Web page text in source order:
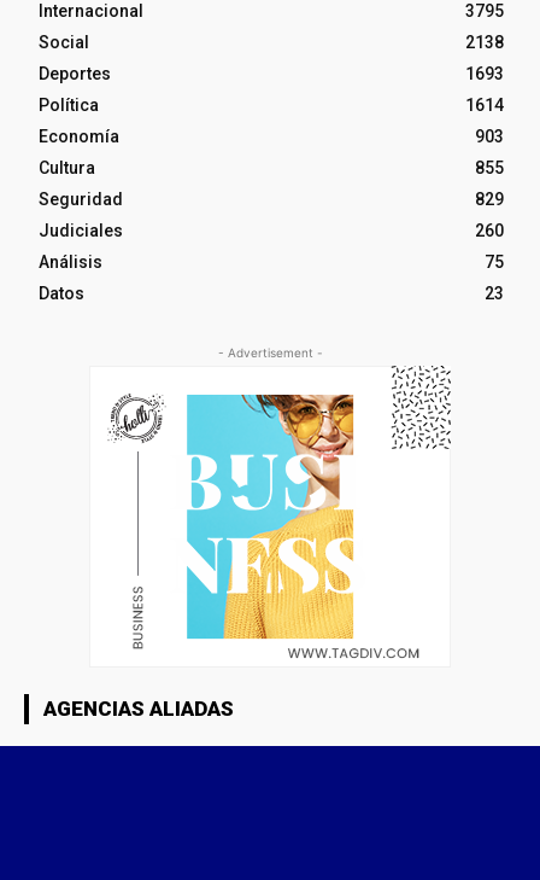
Internacional
3795
Social
2138
Deportes
1693
Política
1614
Economía
903
Cultura
855
Seguridad
829
Judiciales
260
Análisis
75
Datos
23
- Advertisement -
AGENCIAS ALIADAS